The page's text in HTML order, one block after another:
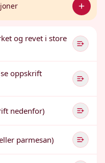
og revet i store
oppskrift
nedenfor)
parmesan)